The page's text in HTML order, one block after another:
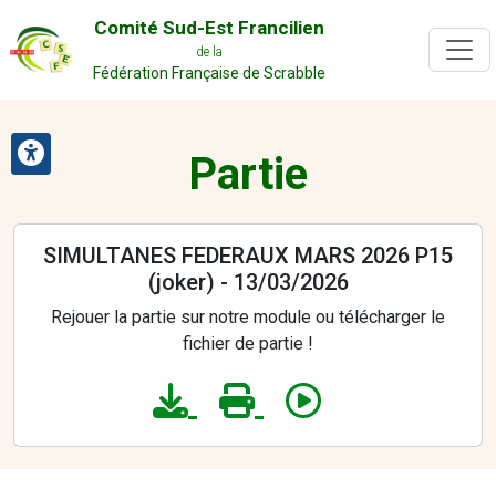
Comité Sud-Est Francilien
de la
Fédération Française de Scrabble
Partie
SIMULTANES FEDERAUX MARS 2026 P15
(joker) - 13/03/2026
Rejouer la partie sur notre module ou télécharger le
fichier de partie !